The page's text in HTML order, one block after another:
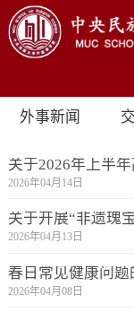
外事新闻
关于2026年上半
2026年04月14日
2026年04月13日
春日常见健康问题
2026年04月08日